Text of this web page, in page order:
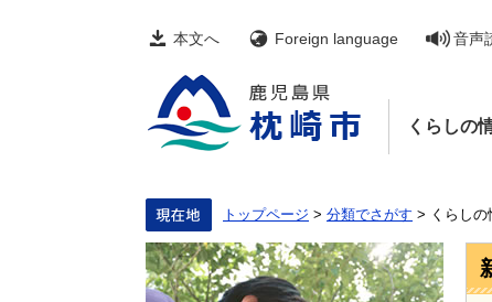
本文へ Foreign language 音声
くらしの
トップページ > 分類でさがす > くらしの